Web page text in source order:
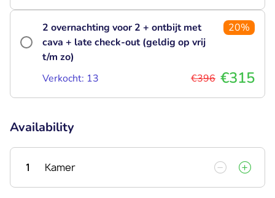
2 overnachting voor 2 + ontbijt met
cava + late check-out (geldig op vrij
t/m zo)
20%
Verkocht: 13 €396 €315
Availability
1 Kamer